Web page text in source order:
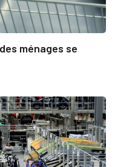
ménages se